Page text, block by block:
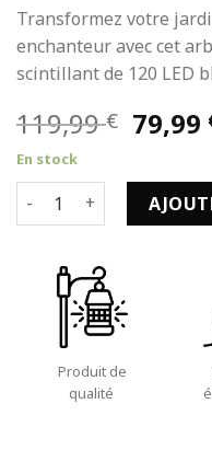
Transformez votre
enchanteur avec cet
scintillant de 120 LED
119,99€ Le
prix
initial
était :
79,99
En stock
quantité de Éclairage
Produit de
qualité